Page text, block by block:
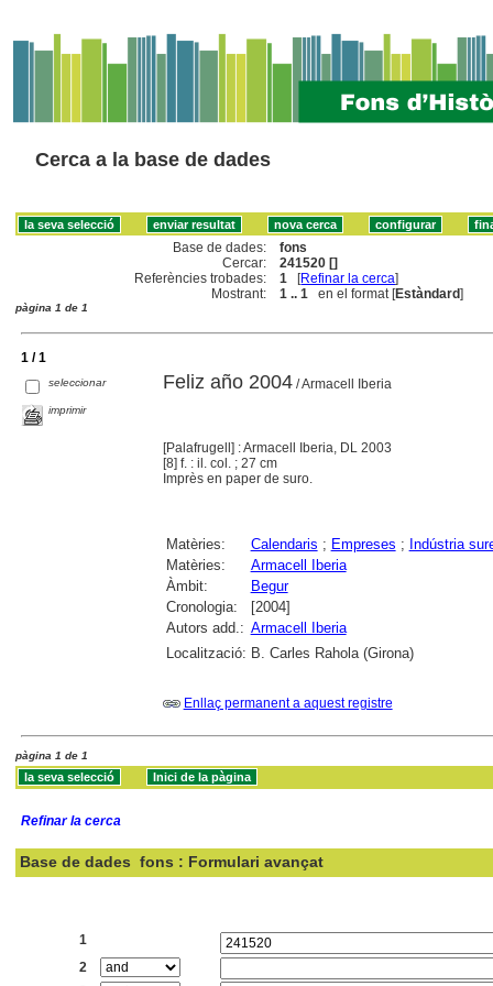
Cerca a la base de dades
Base de dades:
fons
Cercar:
241520 []
Referències trobades:
1 [Refinar la cerca]
Mostrant:
1 .. 1 en el format [Estàndard]
pàgina 1 de 1
1 / 1
seleccionar
imprimir
Feliz año 2004/ Armacell Iberia
[Palafrugell] : Armacell Iberia, DL 2003
[8] f. : il. col. ; 27 cm
Imprès en paper de suro.
Matèries: Calendaris ; Empreses ; Indústria
Matèries:
Armacell Iberia
Àmbit:
Begur
Cronologia:
[2004]
Autors add.: Armacell Iberia
Localització: B. Carles Rahola (Girona)
Enllaç permanent a aquest registre
pàgina 1 de 1
Refinar la cerca
Base de dades fons : Formulari avançat
1
2